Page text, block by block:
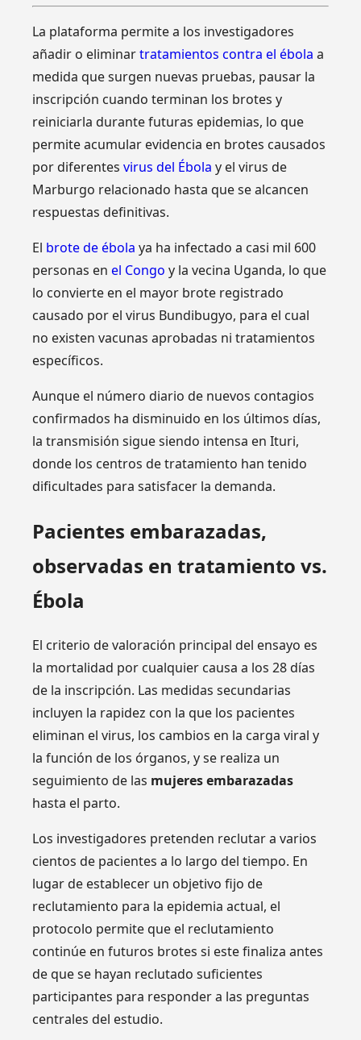
La plataforma permite a los investigadores
añadir o eliminartratamientos contra el ébola a
medida que surgen nuevas pruebas, pausar la
inscripción cuando terminan los brotes y
reiniciarla durante futuras epidemias, lo que
permite acumular evidencia en brotes causados
​​por diferentesvirus del Ébola y el virus de
Marburgo relacionado hasta que se alcancen
respuestas definitivas.
El brote de ébola ya ha infectado a casi mil 600
personas enel Congo y la vecina Uganda, lo que
lo convierte en el mayor brote registrado
causado por el virus Bundibugyo, para el cual
no existen vacunas aprobadas ni tratamientos
específicos.
Aunque el número diario de nuevos contagios
confirmados ha disminuido en los últimos días,
la transmisión sigue siendo intensa en Ituri,
donde los centros de tratamiento han tenido
dificultades para satisfacer la demanda.
Pacientes embarazadas,
observadas en tratamiento vs.
Ébola
El criterio de valoración principal del ensayo es
la mortalidad por cualquier causa a los 28 días
de la inscripción. Las medidas secundarias
incluyen la rapidez con la que los pacientes
eliminan el virus, los cambios en la carga viral y
la función de los órganos, y se realiza un
seguimiento de las mujeres embarazadas
hasta el parto.
Los investigadores pretenden reclutar a varios
cientos de pacientes a lo largo del tiempo. En
lugar de establecer un objetivo fijo de
reclutamiento para la epidemia actual, el
protocolo permite que el reclutamiento
continúe en futuros brotes si este finaliza antes
de que se hayan reclutado suficientes
participantes para responder a las preguntas
centrales del estudio.